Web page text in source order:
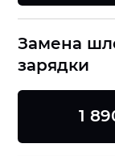
Замена
зарядки
1